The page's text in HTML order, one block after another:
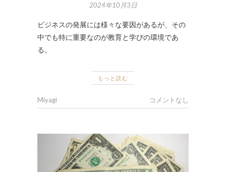
2024年10月3日
ビジネスの発展には様々な要因があるが、その
中でも特に重要なのが教育と学びの環境であ
る。
もっと読む
Miyagi コメントなし